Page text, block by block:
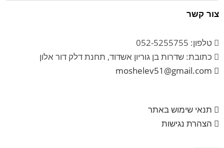
צור קשר
טלפון: 052-5255755
כתובת: שדרות בן גוריון אשדוד, תחנת דלק דור אלון
moshelev51@gmail.com
תנאי שימוש באתר
הצהרת נגישות